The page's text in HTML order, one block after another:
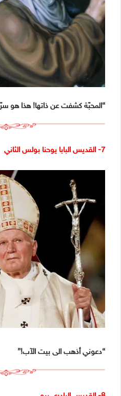
“المحبّة كشفت عن ذاتها! هذا هو
7- القديس البابا يوحنا بولس الثاني
“دعوني أذهب الى بيت الآب!”